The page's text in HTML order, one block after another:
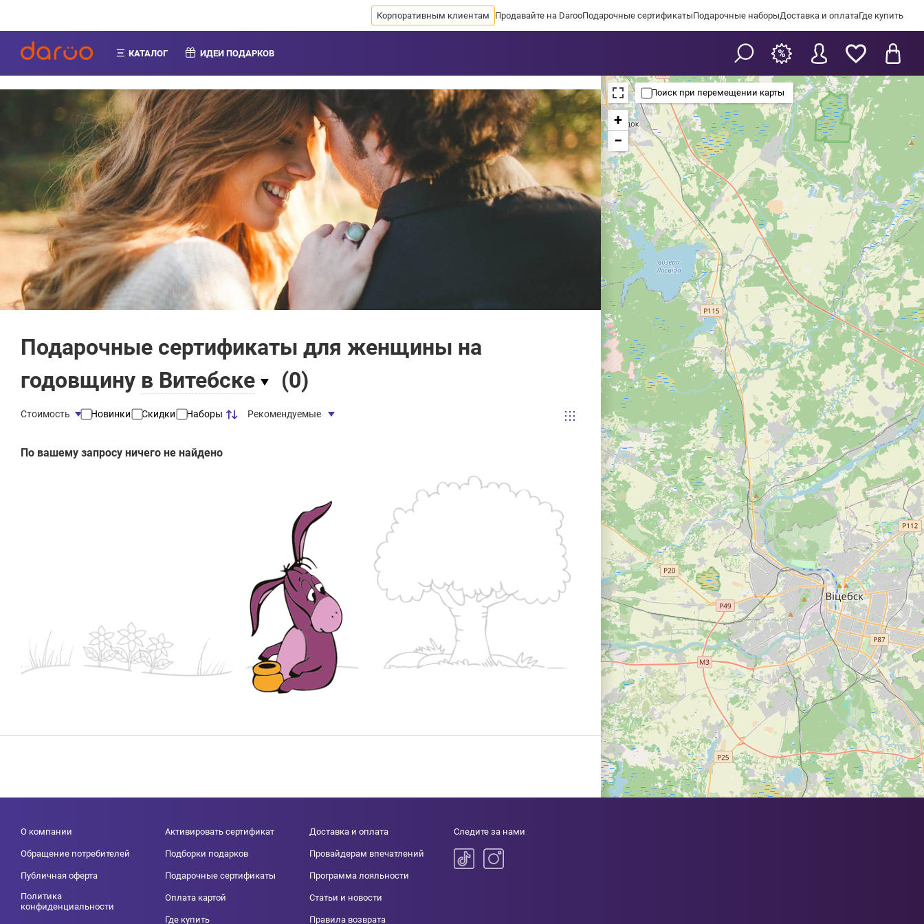
Корпоративным клиентам Продавайте на DarooПодарочные сертификатыПодарочные наборыДоставка и оплатаГде купить
КАТАЛОГ ИДЕИ ПОДАРКОВ
Подарочные сертификаты для женщины на
годовщину в Витебске (0)
Стоимость Новинки Скидки Наборы Рекомендуемые
По вашему запросу ничего не найдено
+
−
Поиск при перемещении карты
О компании
Обращение потребителей
Публичная оферта
Политика
конфиденциальности
Активировать сертификат
Подборки подарков
Подарочные сертификаты
Оплата картой
Где купить
Доставка и оплата
Провайдерам впечатлений
Программа лояльности
Статьи и новости
Правила возврата
Следите за нами